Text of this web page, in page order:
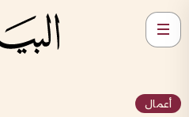
أعمال